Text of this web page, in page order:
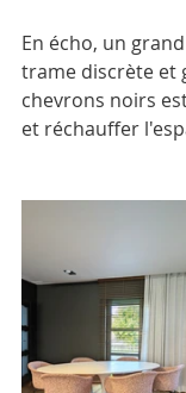
En écho, un
trame discrète et
chevrons noirs
et réchauffer